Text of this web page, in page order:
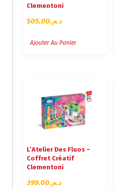
Clementoni
د.م.505.00
Ajouter Au Panier
L’Atelier Des Fluos –
Coffret Créatif
Clementoni
د.م.399.00